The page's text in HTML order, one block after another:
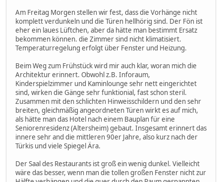
Am Freitag Morgen stellen wir fest, dass die Vorhänge nicht
komplett verdunkeln und die Türen hellhörig sind. Der Fön ist
eher ein laues Lüftchen, aber da hätte man bestimmt Ersatz
bekommen können. die Zimmer sind nicht klimatisiert.
Temperaturregelung erfolgt über Fenster und Heizung.
Beim Weg zum Frühstück wird mir auch klar, woran mich die
Architektur erinnert. Obwohl z.B. Inforaum,
Kinderspielzimmer und Kaminlounge sehr nett eingerichtet
sind, wirken die Gänge sehr funktionial, fast schon steril.
Zusammen mit den schlichten Hinweisschildern und den sehr
breiten, gleichmäßig angeordneten Türen wirkt es auf mich,
als hätte man das Hotel nach einem Bauplan für eine
Seniorenresidenz (Altersheim) gebaut. Insgesamt erinnert das
innere sehr and die mittleren 90er Jahre, also kurz nach der
Türkis und viele Spiegel Ära.
Der Saal des Restaurants ist groß ein wenig dunkel. Vielleicht
wäre das besser, wenn man die tollen großen Fenster nicht zur